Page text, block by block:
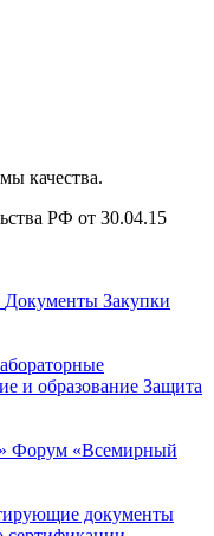
качества.
РФ от 30.04.15
Документы Закупки
и образование Защита
Форум «Всемирный
документы